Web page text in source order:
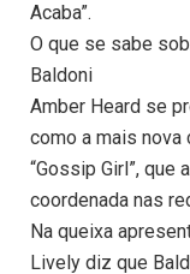
Acaba”.
O que se sabe
Baldoni
Amber Heard se
como a mais
“Gossip Girl”, que
coordenada nas
Na queixa
Lively diz que